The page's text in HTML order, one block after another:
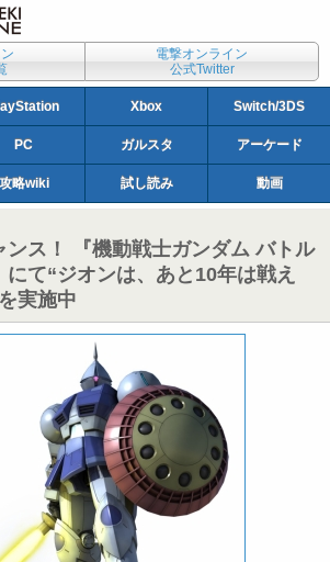
電撃オンライン
公式Twitter
Xbox Switch/3DS
PC ガルスタ アーケード
攻略wiki 試し読み 動画
ンス！ 『機動戦士ガンダム バトル
て“ジオンは、あと10年は戦え
実施中